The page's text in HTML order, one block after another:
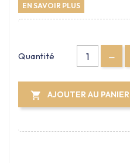
EN SAVOIR PLUS
Quantité
 AJOUTER AU PANIER